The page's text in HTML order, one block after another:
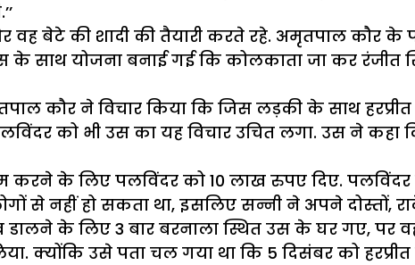
बेटे की शादी की तैयारी करते रहे. अमृतपाल कौर के
साथ योजना बनाई गई कि कोलकाता जा कर रंजीत
कौर ने विचार किया कि जिस लड़की के साथ हरप्रीत
को भी उस का यह विचार उचित लगा. उस ने कहा
के लिए पलविंदर को 10 लाख रुपए दिए.
से नहीं हो सकता था, इसलिए सन्नी ने अपने दोस्तों,
के लिए 3 बार बरनाला स्थित उस के घर गए, पर
क्योंकि उसे पता चल गया था कि 5 दिसंबर को हरप्रीत